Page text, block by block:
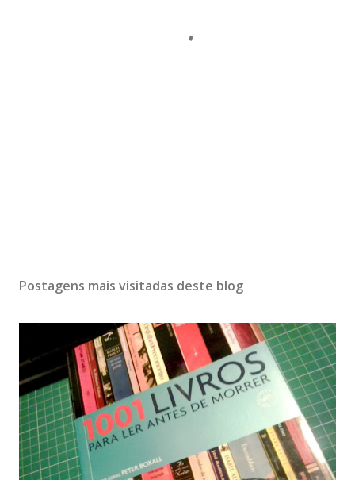
Postagens mais visitadas deste blog